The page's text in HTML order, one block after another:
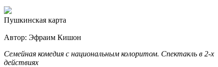
Пушкинская карта
Автор: Эфраим Кишон
Семейная комедия с национальным колоритом. Спектакль в 2-х
действиях